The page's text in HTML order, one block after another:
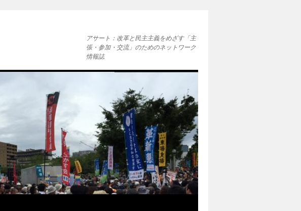
アサート：改革と民主主義をめざす「主
張・参加・交流」のためのネットワーク
情報誌